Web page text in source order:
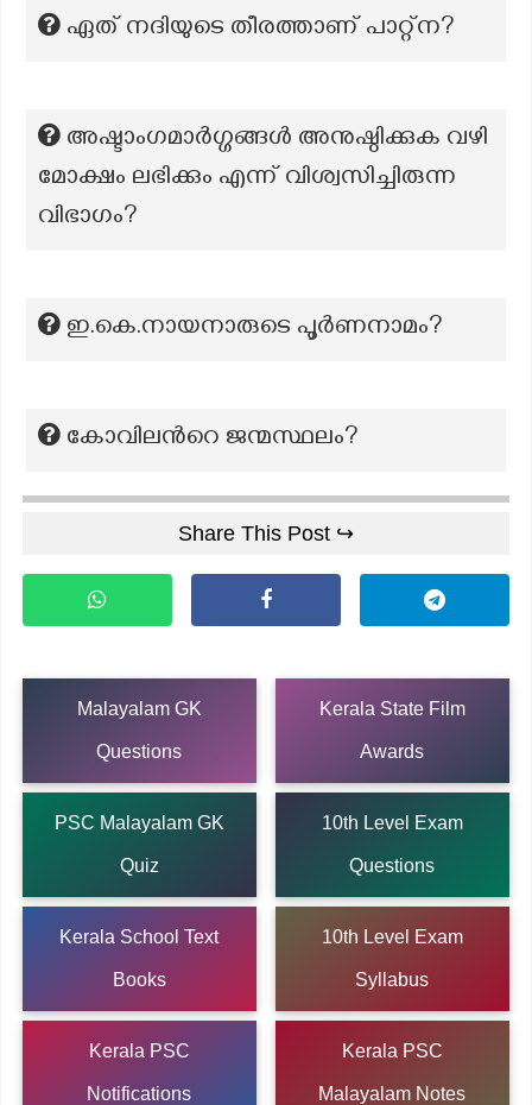
ഏത് നദിയുടെ തീരത്താണ് പാറ്റ്ന?
അഷ്ടാംഗമാർഗ്ഗങ്ങൾ അനുഷ്ഠിക്കുക വഴി
മോക്ഷം ലഭിക്കും എന്ന് വിശ്വസിച്ചിരുന്ന
വിഭാഗം?
ഇ.കെ.നായനാരുടെ പൂർണനാമം?
കോവിലന്‍റെ ജന്മസ്ഥലം?
Share This Post ↪
Malayalam GK
Questions
Kerala State Film
Awards
PSC Malayalam GK
Quiz
10th Level Exam
Questions
Kerala School Text
Books
10th Level Exam
Syllabus
Kerala PSC
Notifications
Kerala PSC
Malayalam Notes